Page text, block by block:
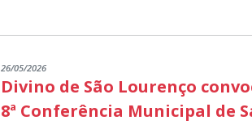
26/05/2026
Divino de São Lourenço
8ª Conferência Municipal de